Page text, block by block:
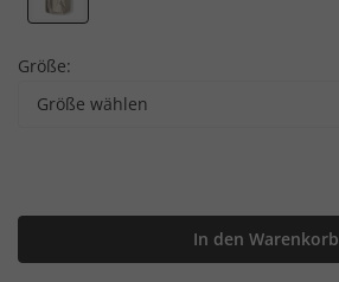
Größe:
Größe wählen
In den Warenkorb